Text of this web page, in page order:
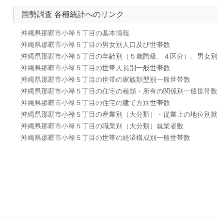
国勢調査 各種統計へのリンク
沖縄県那覇市小禄５丁目の基本情報
沖縄県那覇市小禄５丁目の男女別人口及び世帯数
沖縄県那覇市小禄５丁目の年齢別（５歳階級、４区分）、男女
沖縄県那覇市小禄５丁目の世帯人員別一般世帯数
沖縄県那覇市小禄５丁目の世帯の家族類型別一般世帯数
沖縄県那覇市小禄５丁目の住宅の種類・所有の関係別一般世帯数
沖縄県那覇市小禄５丁目の住宅の建て方別世帯数
沖縄県那覇市小禄５丁目の産業別（大分類）・従業上の地位別
沖縄県那覇市小禄５丁目の職業別（大分類）就業者数
沖縄県那覇市小禄５丁目の世帯の経済構成別一般世帯数